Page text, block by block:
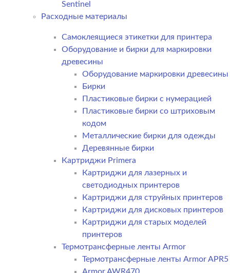
Sentinel
Расходные материалы
Самоклеящиеся этикетки для принтера
Оборудование и бирки для маркировки
древесины
Оборудование маркировки древесины
Бирки
Пластиковые бирки с нумерацией
Пластиковые бирки со штриховым
кодом
Металлические бирки для одежды
Деревянные бирки
Картриджи Primera
Картриджи для лазерных и
светодиодных принтеров
Картриджи для струйных принтеров
Картриджи для дисковых принтеров
Картриджи для старых моделей
принтеров
Термотрансферные ленты Armor
Термотрансферные ленты Armor APR5